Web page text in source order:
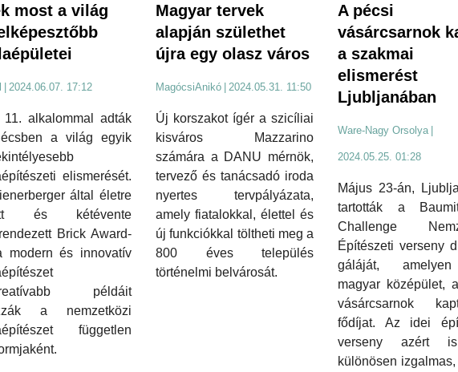
most a világ
2024.06.07. 17:12
11. alkalommal adták
a világ egyik
elismerését.
által életre
és kétévente
Brick Award-
modern és innovatív
példáit
a nemzetközi
független
Magyar tervek
alapján születhet
újra egy olasz város
MagócsiAnikó 2024.05.31. 11:50
Új korszakot ígér a szicíliai
kisváros Mazzarino
számára a DANU mérnök,
tervező és tanácsadó iroda
nyertes tervpályázata,
amely fiatalokkal, élettel és
új funkciókkal töltheti meg a
800 éves település
történelmi belvárosát.
A pécsi
vásárcsarnok
a szakmai
elismerést
Ljubljanában
Ware-Nagy Orsolya
2024.05.25. 01:28
Május 23-án,
tartották a
Challenge
Építészeti verseny
gáláját,
magyar középület,
vásárcsarnok
fődíjat. Az idei
verseny azért
különösen